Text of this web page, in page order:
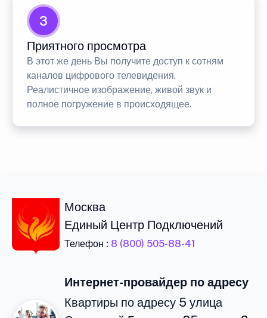
3
Приятного просмотра
В этот же день Вы получите доступ к сотням
каналов цифрового телевидения.
Реалистичное изображение, живой звук и
полное погружение в происходящее.
Москва
Единый Центр Подключений
Телефон : 8 (800) 505-88-41
Интернет-провайдер по адресу
Квартиры по адресу 5 улица